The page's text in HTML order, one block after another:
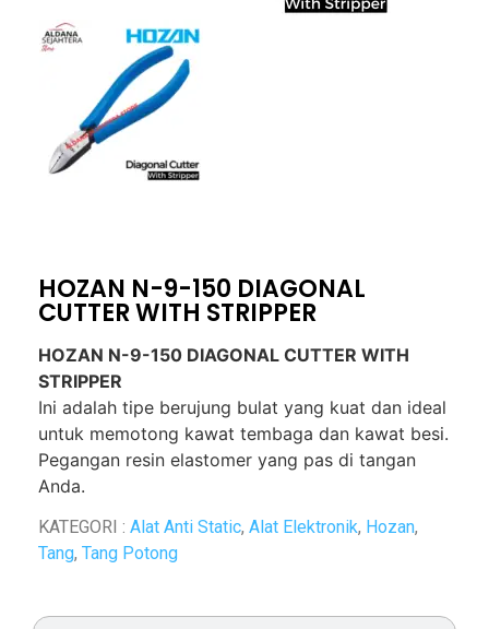
HOZAN N-9-150 DIAGONAL
CUTTER WITH STRIPPER
HOZAN N-9-150 DIAGONAL CUTTER WITH
STRIPPER
Ini adalah tipe berujung bulat yang kuat dan ideal
untuk memotong kawat tembaga dan kawat besi.
Pegangan resin elastomer yang pas di tangan
Anda.
KATEGORI : Alat Anti Static, Alat Elektronik, Hozan,
Tang, Tang Potong